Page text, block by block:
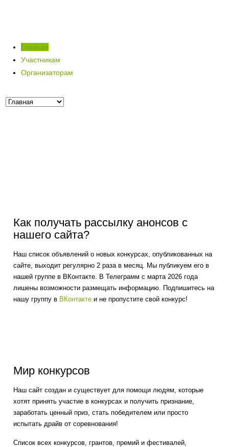
Главная
Участникам
Организаторам
Как получать рассылку анонсов с
нашего сайта?
Наш список объявлений о новых конкурсах, опубликованных на
сайте, выходит регулярно 2 раза в месяц. Мы публикуем его в
нашей группе в ВКонтакте. В Телеграмм с марта 2026 года
лишены возможности размещать информацию. Подпишитесь на
нашу группу в ВКонтакте и не пропустите свой конкурс!
Мир конкурсов
Наш сайт создан и существует для помощи людям, которые
хотят принять участие в конкурсах и получить признание,
заработать ценный приз, стать победителем или просто
испытать драйв от соревнования!
Список всех конкурсов, грантов, премий и фестивалей,